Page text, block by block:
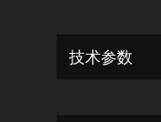
技术参数